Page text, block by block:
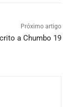
Próximo artigo
a Chumbo 19